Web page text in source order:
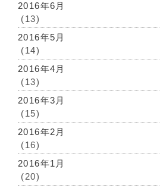
2016年6月
(13)
2016年5月
(14)
2016年4月
(13)
2016年3月
(15)
2016年2月
(16)
2016年1月
(20)